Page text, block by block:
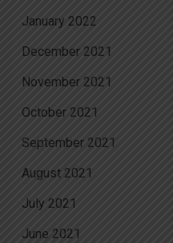
January 2022
December 2021
November 2021
October 2021
September 2021
August 2021
July 2021
June 2021